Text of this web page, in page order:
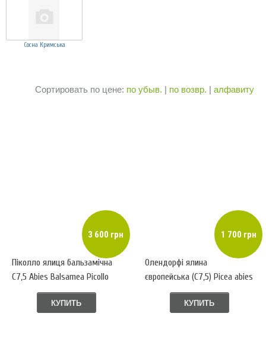
Сосна Кримська
Сортировать по цене: по убыв. | по возвр. | алфавиту
3 600 грн
Піколло ялиця бальзамічна
С7,5 Abies Balsamea Picollo
КУПИТЬ
1 700 грн
Олендорфі ялина
європейська (С7,5) Picea abies
Ohlendorffi
КУПИТЬ